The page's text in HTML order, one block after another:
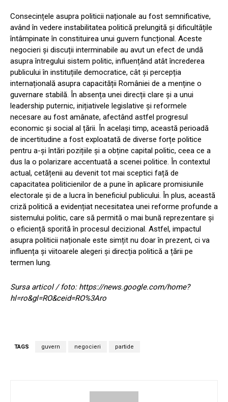
Consecințele asupra politicii naționale au fost semnificative,
având în vedere instabilitatea politică prelungită și dificultățile
întâmpinate în constituirea unui guvern funcțional. Aceste
negocieri și discuții interminabile au avut un efect de undă
asupra întregului sistem politic, influențând atât încrederea
publicului în instituțiile democratice, cât și percepția
internațională asupra capacității României de a menține o
guvernare stabilă. În absența unei direcții clare și a unui
leadership puternic, inițiativele legislative și reformele
necesare au fost amânate, afectând astfel progresul
economic și social al țării. În același timp, această perioadă
de incertitudine a fost exploatată de diverse forțe politice
pentru a-și întări pozițiile și a obține capital politic, ceea ce a
dus la o polarizare accentuată a scenei politice. În contextul
actual, cetățenii au devenit tot mai sceptici față de
capacitatea politicienilor de a pune în aplicare promisiunile
electorale și de a lucra în beneficiul publicului. În plus, această
criză politică a evidențiat necesitatea unei reforme profunde a
sistemului politic, care să permită o mai bună reprezentare și
o eficiență sporită în procesul decizional. Astfel, impactul
asupra politicii naționale este simțit nu doar în prezent, ci va
influența și viitoarele alegeri și direcția politică a țării pe
termen lung.
Sursa articol / foto: https://news.google.com/home?
hl=ro&gl=RO&ceid=RO%3Aro
TAGS guvern negocieri partide